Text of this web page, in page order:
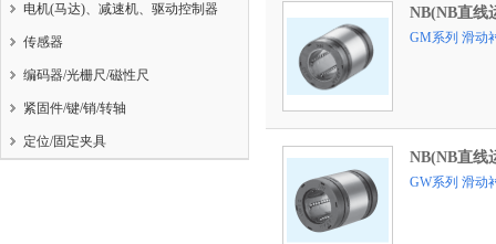
电机(马达)、减速机、驱动控制器
传感器
编码器/光栅尺/磁性尺
紧固件/键/销/转轴
定位/固定夹具
NB(NB直线
GM系列 滑动
NB(NB直线
GW系列 滑动